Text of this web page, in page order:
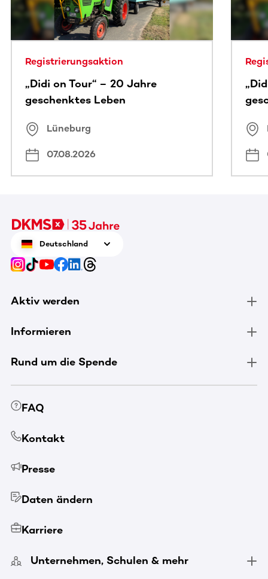
Registrierungsaktion
„Didi on Tour“ – 20 Jahre
geschenktes Leben
Lüneburg
07.08.2026
Deutschland
Aktiv werden
Informieren
Rund um die Spende
FAQ
Kontakt
Presse
Daten ändern
Karriere
Unternehmen, Schulen & mehr